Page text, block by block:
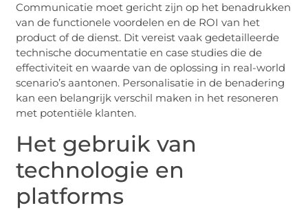
Communicatie moet gericht zijn op het benadrukken
van de functionele voordelen en de ROI van het
product of de dienst. Dit vereist vaak gedetailleerde
technische documentatie en case studies die de
effectiviteit en waarde van de oplossing in real-world
scenario’s aantonen. Personalisatie in de benadering
kan een belangrijk verschil maken in het resoneren
met potentiële klanten.
Het gebruik van
technologie en
platforms